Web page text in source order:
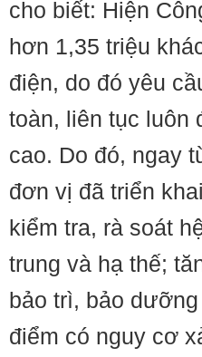
cho biết: Hiện
hơn 1,35 triệu
điện, do đó yêu
toàn, liên tục luôn
cao. Do đó, ngay
đơn vị đã triển
kiểm tra, rà soát
trung và hạ thế;
bảo trì, bảo
điểm có nguy cơ